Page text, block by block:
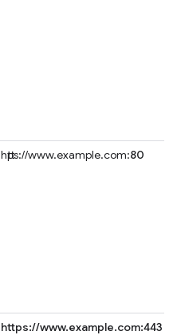
https://www.example.com:80
https://www.example.com:443